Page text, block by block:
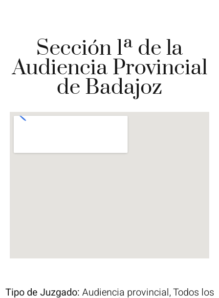
Sección 1ª de la
Audiencia Provincial
de Badajoz
Tipo de Juzgado: Audiencia provincial,Todos los